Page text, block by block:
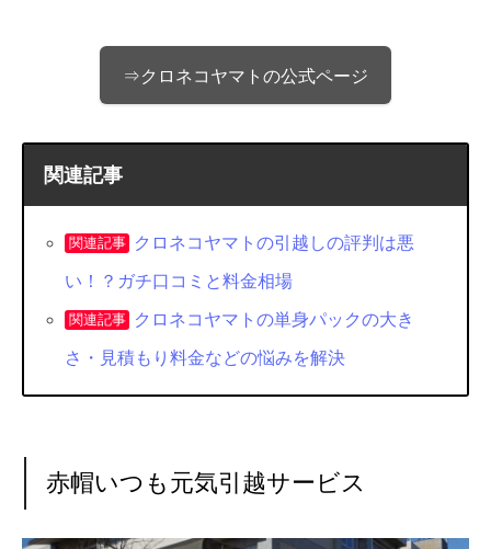
⇒クロネコヤマトの公式ページ
関連記事
関連記事 クロネコヤマトの引越しの評判は悪
い！？ガチ口コミと料金相場
関連記事 クロネコヤマトの単身パックの大き
さ・見積もり料金などの悩みを解決
赤帽いつも元気引越サービス